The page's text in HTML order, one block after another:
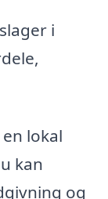
i
lokal
kan
og